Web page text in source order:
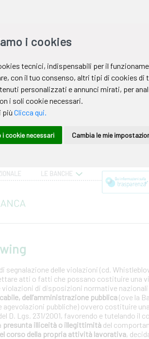
LE BANCHE
segnalazione delle violazioni (cd.
atti o fatti che possano costituire una
violazioni di disposizioni normative nazionali
dell’amministrazione pubblica(ove la
agevolazioni pubbliche) ovvero costituire
D. Lgs. 231/2001, favorendo e tutelando
presunta illiceità o illegittimità del
corso della propria attività lavorativa,